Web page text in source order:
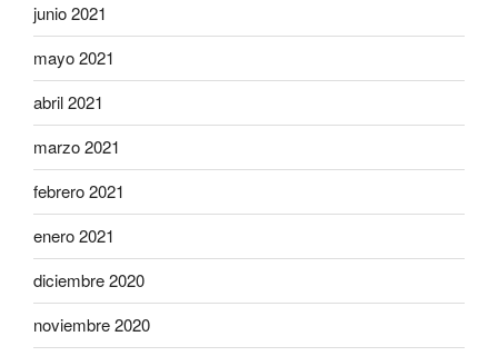
junio 2021
mayo 2021
abril 2021
marzo 2021
febrero 2021
enero 2021
diciembre 2020
noviembre 2020